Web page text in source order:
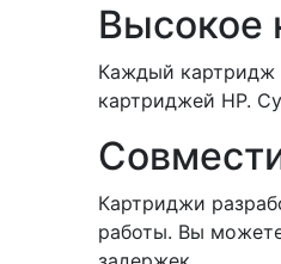
Высокое
Каждый картридж
картриджей HP.
Картриджи
работы. Вы